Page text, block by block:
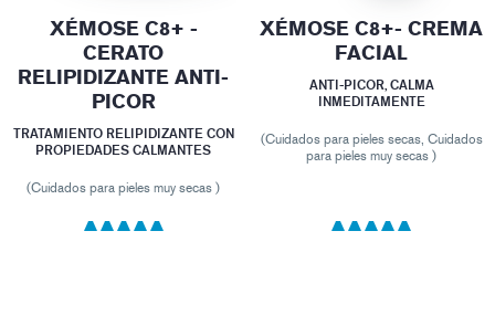
XÉMOSE C8+ -
CERATO
RELIPIDIZANTE ANTI-
PICOR
TRATAMIENTO RELIPIDIZANTE CON
PROPIEDADES CALMANTES
(Cuidados para pieles muy secas )
XÉMOSE C8+- CREMA
FACIAL
ANTI-PICOR, CALMA
INMEDITAMENTE
(Cuidados para pieles secas, Cuidados
para pieles muy secas )